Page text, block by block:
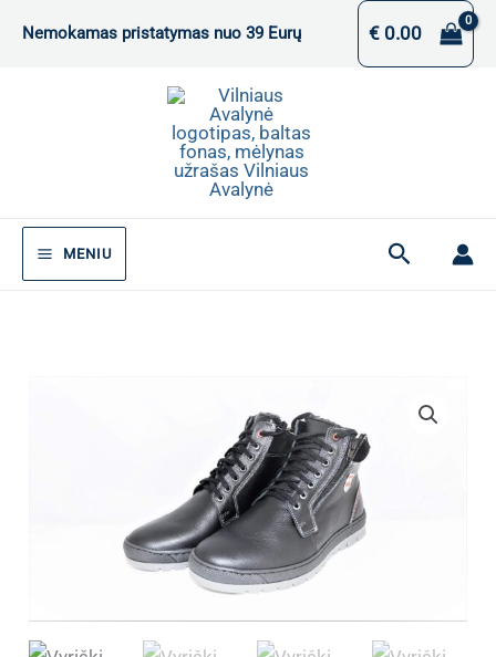
Nemokamas pristatymas nuo 39 Eurų €0.00
MENIU Paieška